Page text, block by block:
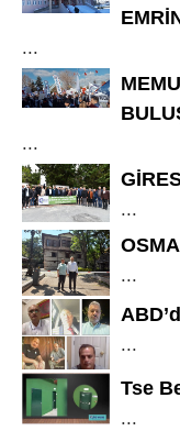
...
...
...
...
...
Tse
...